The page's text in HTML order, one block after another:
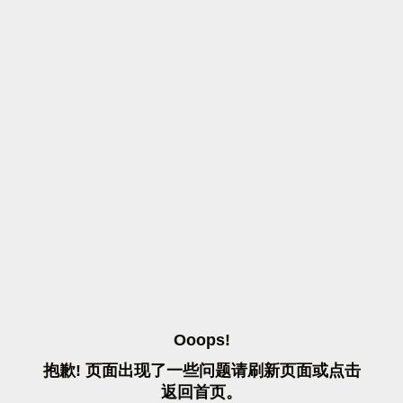
OOOPS!
抱歉! 页面出现了一些问题请刷 新页面或点击
返 回首页。